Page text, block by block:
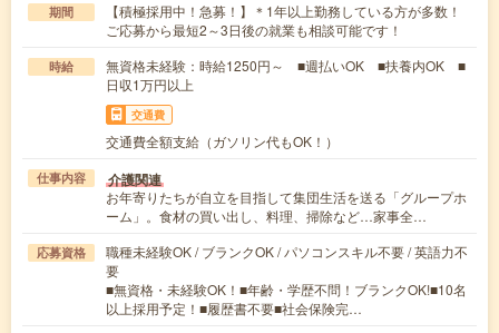
期間
【積極採用中！急募！】＊1年以上勤務している方が多数！
ご応募から最短2～3日後の就業も相談可能です！
時給
無資格未経験：時給1250円～ ■週払いOK ■扶養内OK ■
日収1万円以上
交通費
交通費全額支給（ガソリン代もOK！）
仕事内容 介護関連
お年寄りたちが自立を目指して集団生活を送る「グループホ
ーム」。食材の買い出し、料理、掃除など…家事全…
応募資格
職種未経験OK / ブランクOK / パソコンスキル不要 / 英語力不
要
■無資格・未経験OK！■年齢・学歴不問！ブランクOK!■10名
以上採用予定！■履歴書不要■社会保険完…